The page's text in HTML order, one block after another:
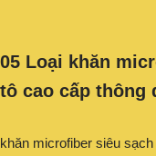
05 Loại khăn
tô cao cấp thông
khăn microfiber siêu